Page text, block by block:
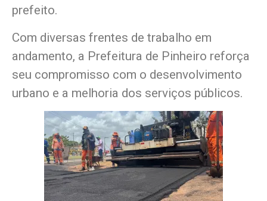
prefeito.
Com diversas frentes de trabalho em
andamento, a Prefeitura de Pinheiro reforça
seu compromisso com o desenvolvimento
urbano e a melhoria dos serviços públicos.